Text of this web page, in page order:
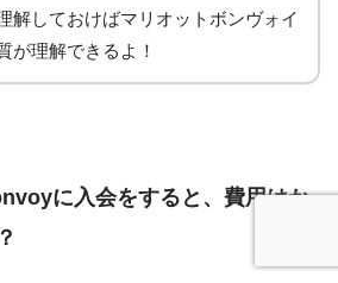
解しておけばマリオットボンヴォイ
が理解できるよ！
に入会をすると、費用はか